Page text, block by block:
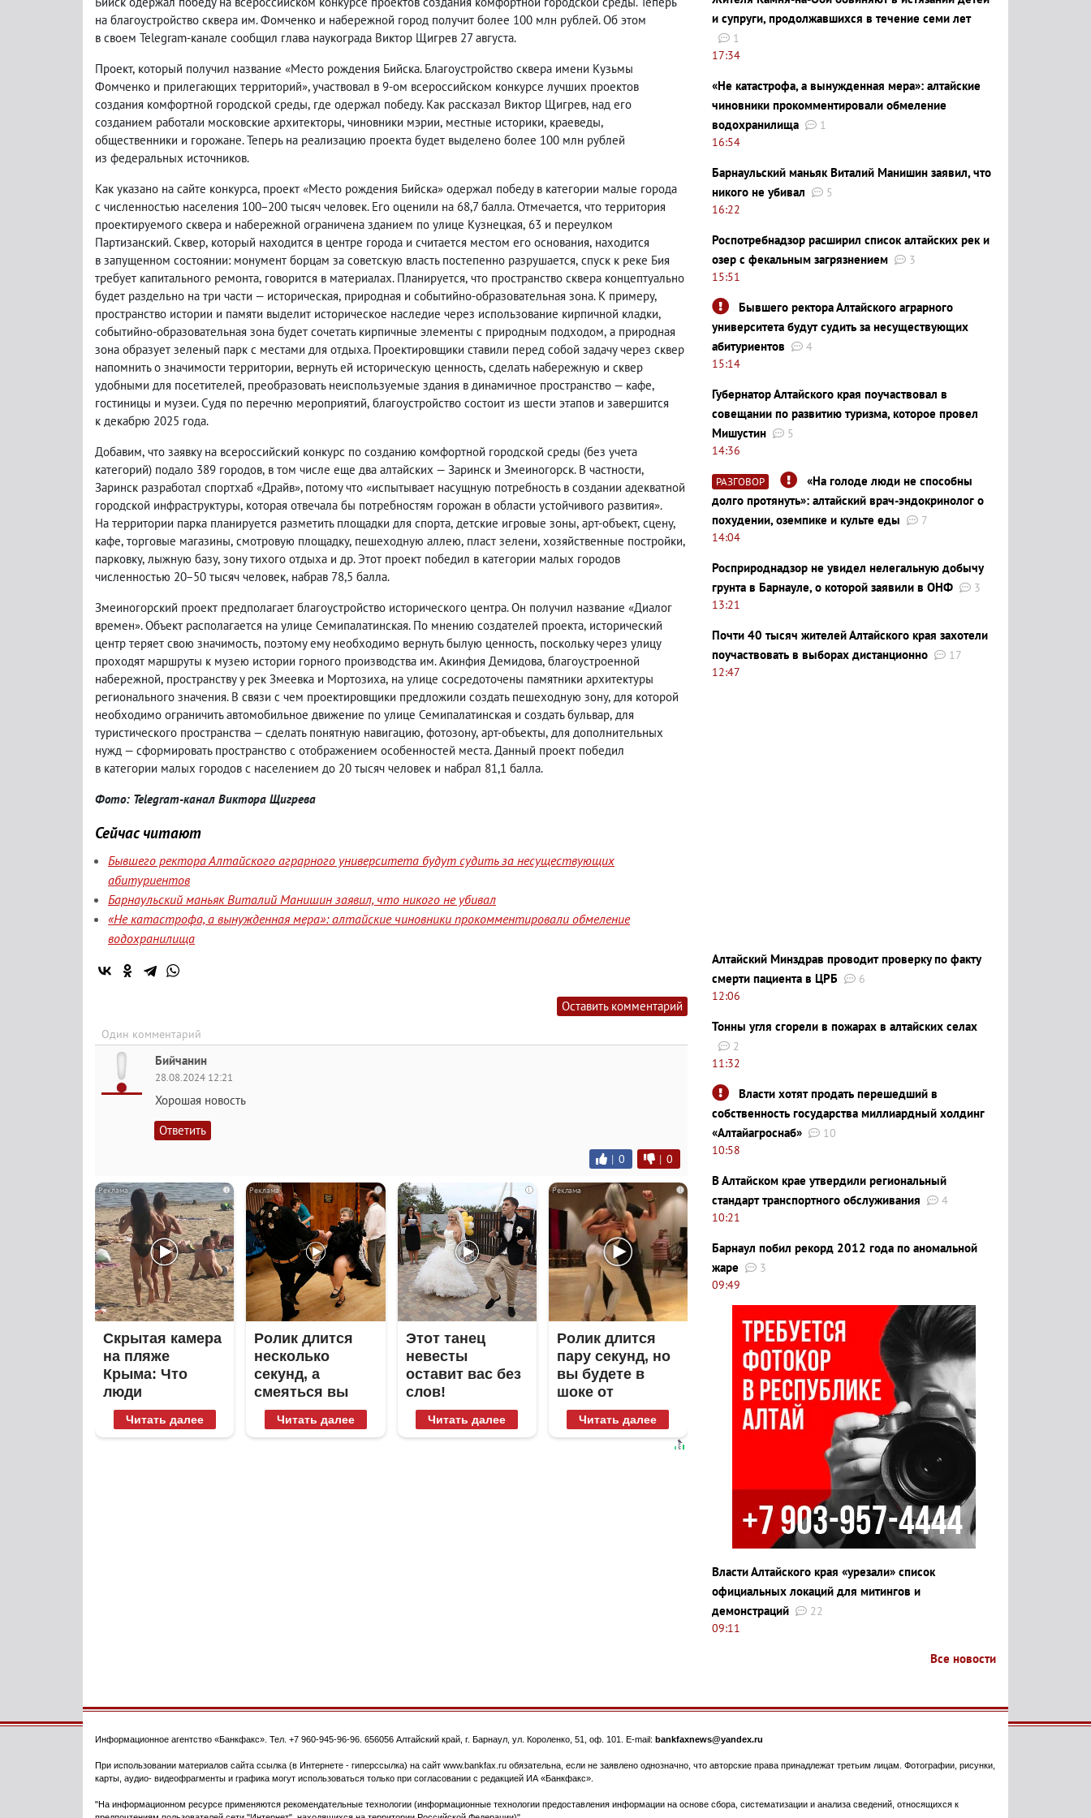
на благоустройство сквера им. Фомченко и набережной город получит более 100 млн рублей. Об этом
в своем Telegram-канале сообщил глава наукограда Виктор Щигрев 27 августа.
Проект, который получил название «Место рождения Бийска. Благоустройство сквера имени Кузьмы
Фомченко и прилегающих территорий», участвовал в 9-ом всероссийском конкурсе лучших проектов
создания комфортной городской среды, где одержал победу. Как рассказал Виктор Щигрев, над его
созданием работали московские архитекторы, чиновники мэрии, местные историки, краеведы,
общественники и горожане. Теперь на реализацию проекта будет выделено более 100 млн рублей
из федеральных источников.
Как указано на сайте конкурса, проект «Место рождения Бийска» одержал победу в категории малые города
с численностью населения 100−200 тысяч человек. Его оценили на 68,7 балла. Отмечается, что территория
проектируемого сквера и набережной ограничена зданием по улице Кузнецкая, 63 и переулком
Партизанский. Сквер, который находится в центре города и считается местом его основания, находится
в запущенном состоянии: монумент борцам за советскую власть постепенно разрушается, спуск к реке Бия
требует капитального ремонта, говорится в материалах. Планируется, что пространство сквера концептуально
будет раздельно на три части — историческая, природная и событийно-образовательная зона. К примеру,
пространство истории и памяти выделит историческое наследие через использование кирпичной кладки,
событийно-образовательная зона будет сочетать кирпичные элементы с природным подходом, а природная
зона образует зеленый парк с местами для отдыха. Проектировщики ставили перед собой задачу через сквер
напомнить о значимости территории, вернуть ей историческую ценность, сделать набережную и сквер
удобными для посетителей, преобразовать неиспользуемые здания в динамичное пространство — кафе,
гостиницы и музеи. Судя по перечню мероприятий, благоустройство состоит из шести этапов и завершится
к декабрю 2025 года.
Добавим, что заявку на всероссийский конкурс по созданию комфортной городской среды (без учета
категорий) подало 389 городов, в том числе еще два алтайских — Заринск и Змеиногорск. В частности,
Заринск разработал спортхаб «Драйв», потому что «испытывает насущную потребность в создании адекватной
городской инфраструктуры, которая отвечала бы потребностям горожан в области устойчивого развития».
На территории парка планируется разметить площадки для спорта, детские игровые зоны, арт-объект, сцену,
кафе, торговые магазины, смотровую площадку, пешеходную аллею, пласт зелени, хозяйственные постройки,
парковку, лыжную базу, зону тихого отдыха и др. Этот проект победил в категории малых городов
численностью 20−50 тысяч человек, набрав 78,5 балла.
Змеиногорский проект предполагает благоустройство исторического центра. Он получил название «Диалог
времен». Объект располагается на улице Семипалатинская. По мнению создателей проекта, исторический
центр теряет свою значимость, поэтому ему необходимо вернуть былую ценность, поскольку через улицу
проходят маршруты к музею истории горного производства им. Акинфия Демидова, благоустроенной
набережной, пространству у рек Змеевка и Мортозиха, на улице сосредоточены памятники архитектуры
регионального значения. В связи с чем проектировщики предложили создать пешеходную зону, для которой
необходимо ограничить автомобильное движение по улице Семипалатинская и создать бульвар, для
туристического пространства — сделать понятную навигацию, фотозону, арт-объекты, для дополнительных
нужд — сформировать пространство с отображением особенностей места. Данный проект победил
в категории малых городов с населением до 20 тысяч человек и набрал 81,1 балла.
Фото: Telegram-канал Виктора Щигрева
Сейчас читают
Бывшего ректора Алтайского аграрного университета будут судить за несуществующих
абитуриентов
Барнаульский маньяк Виталий Манишин заявил, что никого не убивал
«Не катастрофа, а вынужденная мера»: алтайские чиновники прокомментировали обмеление
водохранилища
Оставить комментарий
Один комментарий
Бийчанин
28.08.2024 12:21
Хорошая новость
Ответить
| 0 | 0
i
Скрытая камера
на пляже
Крыма: Что
люди
вытворяют,
когда их не
Читать далее
i
Ролик длится
несколько
секунд, а
смеяться вы
будете долго
Читать далее
i
Этот танец
невесты
оставит вас без
слов!
Пересмотрела
10 раз
Читать далее
i
Ролик длится
пару секунд, но
вы будете в
шоке от
увиденного
Читать далее
и супруги, продолжавшихся в течение семи лет
1
17:34
«Не катастрофа, а вынужденная мера»: алтайские
чиновники прокомментировали обмеление
водохранилища
1
16:54
Барнаульский маньяк Виталий Манишин заявил, что
никого не убивал
5
16:22
Роспотребнадзор расширил список алтайских рек и
озер с фекальным загрязнением
3
15:51
Бывшего ректора Алтайского аграрного
университета будут судить за несуществующих
абитуриентов
4
15:14
Губернатор Алтайского края поучаствовал в
совещании по развитию туризма, которое провел
Мишустин
5
14:36
РАЗГОВОР
«На голоде люди не способны
долго протянуть»: алтайский врач-эндокринолог о
похудении, оземпике и культе еды
7
14:04
Росприроднадзор не увидел нелегальную добычу
грунта в Барнауле, о которой заявили в ОНФ
3
13:21
Почти 40 тысяч жителей Алтайского края захотели
поучаствовать в выборах дистанционно
17
12:47
Алтайский Минздрав проводит проверку по факту
смерти пациента в ЦРБ
6
12:06
Тонны угля сгорели в пожарах в алтайских селах
2
11:32
Власти хотят продать перешедший в
собственность государства миллиардный холдинг
«Алтайагроснаб»
10
10:58
В Алтайском крае утвердили региональный
стандарт транспортного обслуживания
4
10:21
Барнаул побил рекорд 2012 года по аномальной
жаре
3
09:49
Власти Алтайского края «урезали» список
официальных локаций для митингов и
демонстраций
22
09:11
Все новости
Информационное агентство «Банкфакс» . Тел. +7 960-945-96-96 656056 Алтайский край, г. Барнаул ул. Короленко, 51, оф. 101 . E-mail: bankfaxnews@yandex.ru
При использовании материалов сайта ссылка (в Интернете - гиперссылка) на сайт www.bankfax.ru обязательна, если не заявлено однозначно, что авторские права принадлежат третьим лицам. Фотографии, рисунки,
карты, аудио- видеофрагменты и графика могут использоваться только при согласовании с редакцией ИА «Банкфакс».
"На информационном ресурсе применяются рекомендательные технологии (информационные технологии предоставления информации на основе сбора, систематизации и анализа сведений, относящихся к